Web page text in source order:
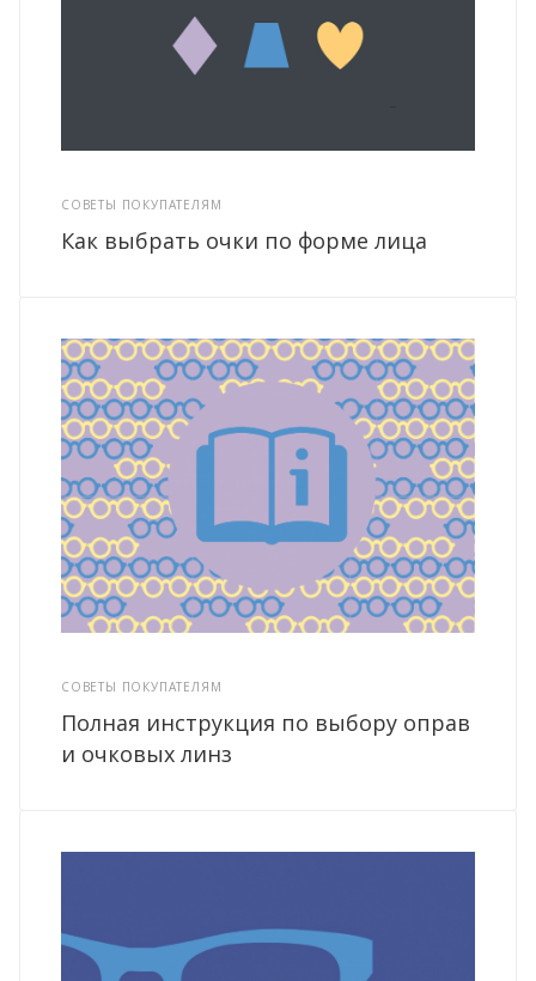
СОВЕТЫ ПОКУПАТЕЛЯМ
Как выбрать очки по форме лица
СОВЕТЫ ПОКУПАТЕЛЯМ
Полная инструкция по выбору оправ
и очковых линз